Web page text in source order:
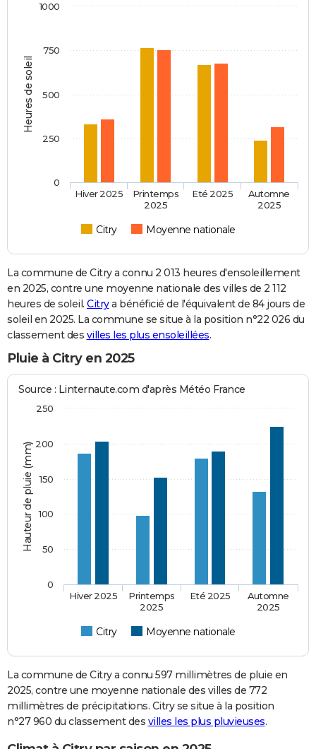
Heures de soleil
Citry Moyenne nationale
Hiver 2025
Printemps
2025
Eté 2025
Automne
2025
0
1000
250
500
750
La commune de Citry a connu 2 013 heures d'ensoleillement
en 2025, contre une moyenne nationale des villes de 2 112
heures de soleil. Citrya bénéficié de l'équivalent de 84 jours de
soleil en 2025. La commune se situe à la position n°22 026 du
classement des villes les plus ensoleillées.
Pluie à Citry en 2025
Hauteur de pluie (mm)
Source : Linternaute.com d'après Météo France
Citry Moyenne nationale
Hiver 2025
Printemps
2025
Eté 2025
Automne
2025
0
50
100
150
200
250
La commune de Citry a connu 597 millimètres de pluie en
2025, contre une moyenne nationale des villes de 772
millimètres de précipitations. Citry se situe à la position
n°27 960 du classement des villes les plus pluvieuses.